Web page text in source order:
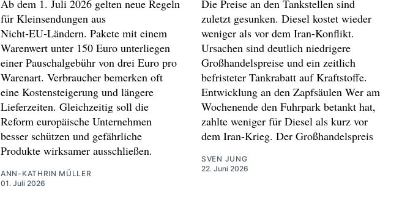
Ab dem 1. Juli 2026 gelten neue Regeln
für Kleinsendungen aus
Nicht‑EU‑Ländern. Pakete mit einem
Warenwert unter 150 Euro unterliegen
einer Pauschalgebühr von drei Euro pro
Warenart. Verbraucher bemerken oft
eine Kostensteigerung und längere
Lieferzeiten. Gleichzeitig soll die
Reform europäische Unternehmen
besser schützen und gefährliche
Produkte wirksamer ausschließen.
ANN-KATHRIN MÜLLER
01. Juli 2026
Die Preise an den Tankstellen sind
zuletzt gesunken. Diesel kostet wieder
weniger als vor dem Iran-Konflikt.
Ursachen sind deutlich niedrigere
Großhandelspreise und ein zeitlich
befristeter Tankrabatt auf Kraftstoffe.
Entwicklung an den Zapfsäulen Wer am
Wochenende den Fuhrpark betankt hat,
zahlte weniger für Diesel als kurz vor
dem Iran-Krieg. Der Großhandelspreis
SVEN JUNG
22. Juni 2026